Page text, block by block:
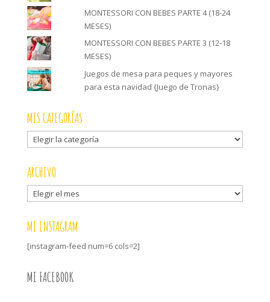
MONTESSORI CON BEBES PARTE 4 (18-24
MESES)
MONTESSORI CON BEBES PARTE 3 (12-18
MESES)
Juegos de mesa para peques y mayores
para esta navidad {Juego de Tronas}
MIS CATEGORÍAS
Mis
categorías
ARCHIVO
Archivo
MI INSTAGRAM
[instagram-feed num=6 cols=2]
MI FACEBOOK